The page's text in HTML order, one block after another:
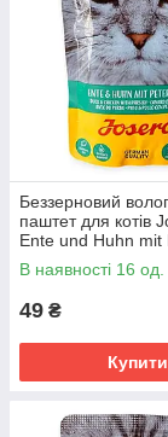
Беззерновий
паштет для котів
Ente und Huhn mit
85г качка та курка з
петрушкою,
В наявності 16 од.
49 ₴
Купити